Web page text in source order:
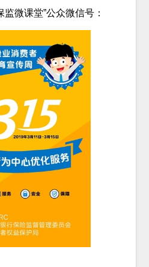
微课堂”公众微信号：